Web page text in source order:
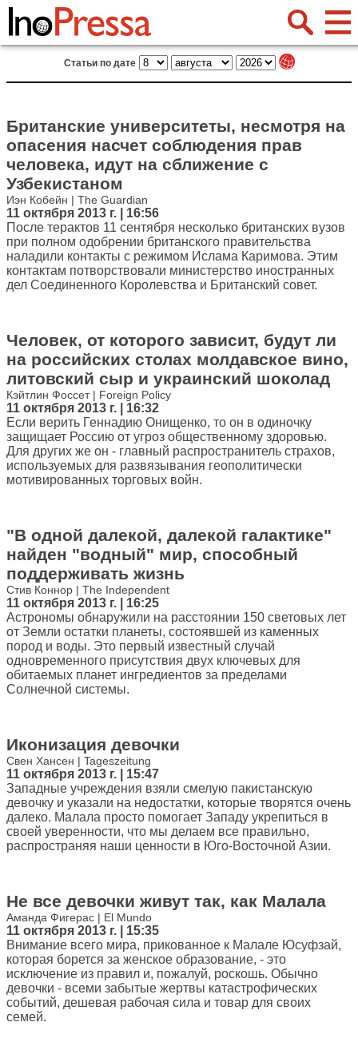
Статьи по дате
Британские университеты, несмотря на
опасения насчет соблюдения прав
человека, идут на сближение с
Узбекистаном
Иэн Кобейн | The Guardian
11 октября 2013 г. | 16:56
После терактов 11 сентября несколько британских вузов
при полном одобрении британского правительства
наладили контакты с режимом Ислама Каримова. Этим
контактам потворствовали министерство иностранных
дел Соединенного Королевства и Британский совет.
Человек, от которого зависит, будут ли
на российских столах молдавское вино,
литовский сыр и украинский шоколад
Кэйтлин Фоссет | Foreign Policy
11 октября 2013 г. | 16:32
Если верить Геннадию Онищенко, то он в одиночку
защищает Россию от угроз общественному здоровью.
Для других же он - главный распространитель страхов,
используемых для развязывания геополитически
мотивированных торговых войн.
"В одной далекой, далекой галактике"
найден "водный" мир, способный
поддерживать жизнь
Стив Коннор | The Independent
11 октября 2013 г. | 16:25
Астрономы обнаружили на расстоянии 150 световых лет
от Земли остатки планеты, состоявшей из каменных
пород и воды. Это первый известный случай
одновременного присутствия двух ключевых для
обитаемых планет ингредиентов за пределами
Солнечной системы.
Иконизация девочки
Свен Хансен | Tageszeitung
11 октября 2013 г. | 15:47
Западные учреждения взяли смелую пакистанскую
девочку и указали на недостатки, которые творятся очень
далеко. Малала просто помогает Западу укрепиться в
своей уверенности, что мы делаем все правильно,
распространяя наши ценности в Юго-Восточной Азии.
Не все девочки живут так, как Малала
Аманда Фигерас | El Mundo
11 октября 2013 г. | 15:35
Внимание всего мира, прикованное к Малале Юсуфзай,
которая борется за женское образование, - это
исключение из правил и, пожалуй, роскошь. Обычно
девочки - всеми забытые жертвы катастрофических
событий, дешевая рабочая сила и товар для своих
семей.